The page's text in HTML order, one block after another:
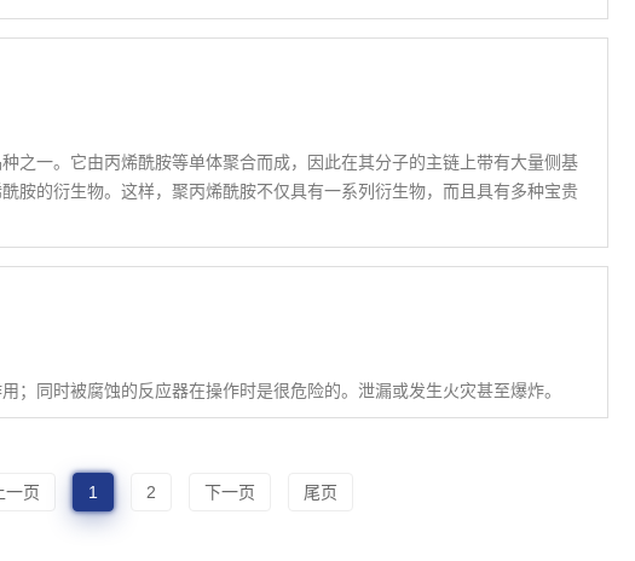
之一。它由丙烯酰胺等单体聚合而成，因此在其分子的主链上带有大量侧基
胺的衍生物。这样，聚丙烯酰胺不仅具有一系列衍生物，而且具有多种宝贵
同时被腐蚀的反应器在操作时是很危险的。泄漏或发生火灾甚至爆炸。
一页 1 2 下一页 尾页